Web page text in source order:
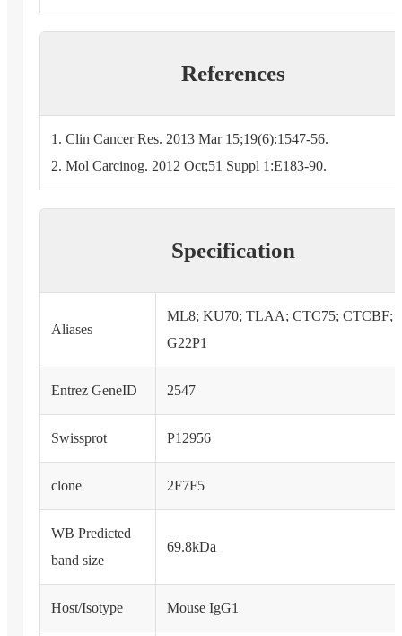
References
1. Clin Cancer Res. 2013 Mar 15;19(6):1547-56.
2. Mol Carcinog. 2012 Oct;51 Suppl 1:E183-90.
Specification
Aliases
ML8; KU70; TLAA; CTC75; CTCBF;
G22P1
Entrez GeneID 2547
Swissprot P12956
clone 2F7F5
WB Predicted
band size
69.8kDa
Host/Isotype Mouse IgG1